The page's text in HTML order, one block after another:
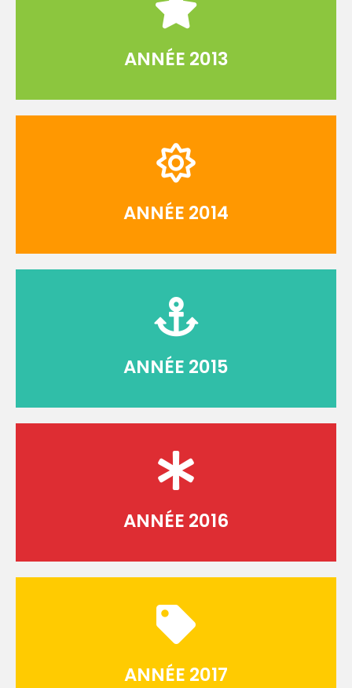
ANNÉE 2013
ANNÉE 2014
ANNÉE 2015
ANNÉE 2016
ANNÉE 2017